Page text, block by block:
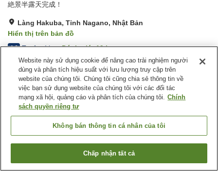
絶景半露天完成！
Làng Hakuba, Tỉnh Nagano, Nhật Bản
Hiển thị trên bản đồ
4.6 Tuyệt vời Đánh giá:19lượt
Tiện nghi chỗ nghỉ
Bãi đỗ xe
Spa / Salon
Nhà hàng
Máy bán hàng tự động
Nhật Bản Tỉnh Nagano
Làng Hakuba
白馬姫川温泉 ペンション ＴＯＭＡＴＯ
Tìm phòng trống
Website này sử dụng cookie để nâng cao trải nghiệm người
dùng và phân tích hiệu suất với lưu lượng truy cập trên
website của chúng tôi. Chúng tôi cũng chia sẻ thông tin về
việc bạn sử dụng website của chúng tôi với các đối tác
mạng xã hội, quảng cáo và phân tích của chúng tôi. Chính
sách quyền riêng tư
Không bán thông tin cá nhân của tôi
Chấp nhận tất cả